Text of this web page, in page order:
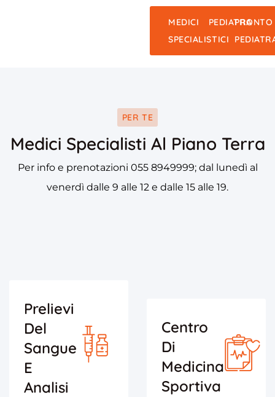
MEDICI
SPECIALISTICI
PEDIATRAPRONTO
PER TE
Medici Specialisti Al Piano Terra
Per info e prenotazioni 055 8949999; dal lunedì al
venerdì dalle 9 alle 12 e dalle 15 alle 19.
Prelievi
Del
Sangue
E
Analisi
Centro
Di
Medicina
Sportiva